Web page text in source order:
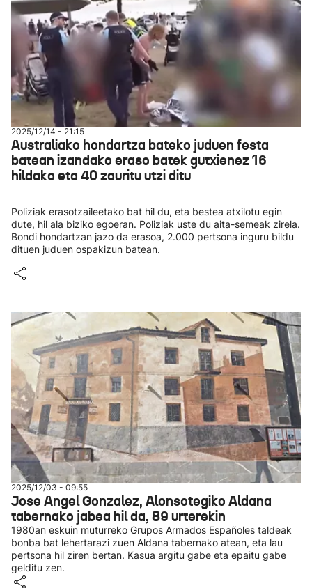
2025/12/14 - 21:15
Australiako hondartza bateko juduen festa
batean izandako eraso batek gutxienez 16
hildako eta 40 zauritu utzi ditu
Poliziak erasotzaileetako bat hil du, eta bestea atxilotu egin
dute, hil ala biziko egoeran. Poliziak uste du aita-semeak zirela.
Bondi hondartzan jazo da erasoa, 2.000 pertsona inguru bildu
dituen juduen ospakizun batean.
2025/12/03 - 09:55
Jose Angel Gonzalez, Alonsotegiko Aldana
tabernako jabea hil da, 89 urterekin
1980an eskuin muturreko Grupos Armados Españoles taldeak
bonba bat lehertarazi zuen Aldana tabernako atean, eta lau
pertsona hil ziren bertan. Kasua argitu gabe eta epaitu gabe
gelditu zen.